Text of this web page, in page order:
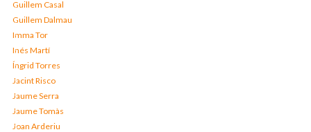
Guillem Casal
Guillem Dalmau
Imma Tor
Inés Martí
Íngrid Torres
Jacint Risco
Jaume Serra
Jaume Tomàs
Joan Arderiu